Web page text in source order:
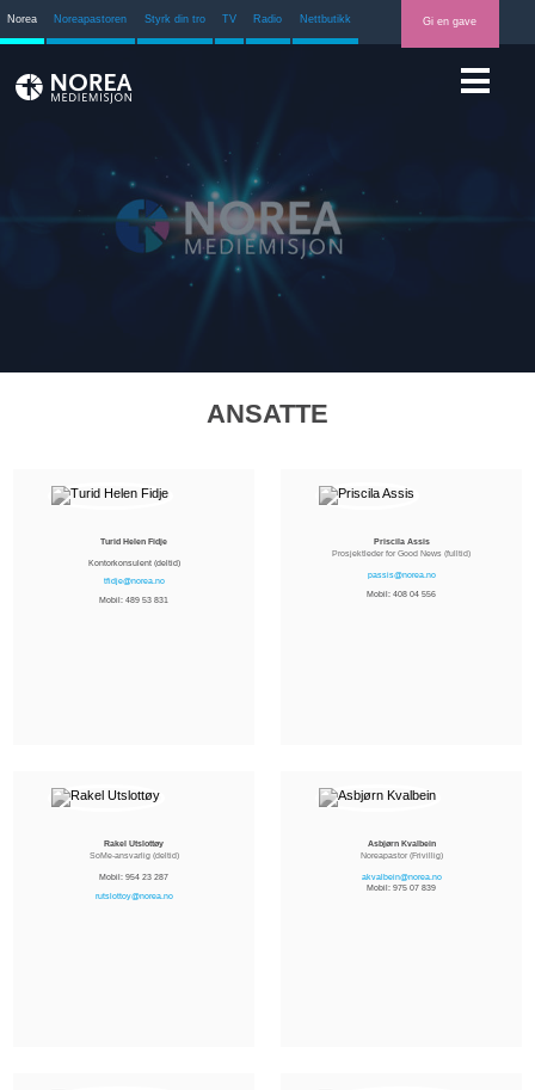
Norea Noreapastoren Styrk din tro TV Radio Nettbutikk Gi en gave
ANSATTE
Turid Helen Fidje
Kontorkonsulent (deltid)
tfidje@norea.no
Mobil: 489 53 831
Priscila Assis
Prosjektleder for Good News (fulltid)
passis@norea.no
Mobil: 408 04 556
Rakel Utslottøy
SoMe-ansvarlig (deltid)
Mobil: 954 23 287
rutslottoy@norea.no
Asbjørn Kvalbein
Noreapastor (Frivillig)
akvalbein@norea.no
Mobil: 975 07 839